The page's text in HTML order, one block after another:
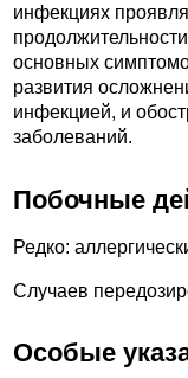
инфекциях
основных
развития
инфекцией, и
заболеваний.
Побочные
Редко:
Случаев
Особые